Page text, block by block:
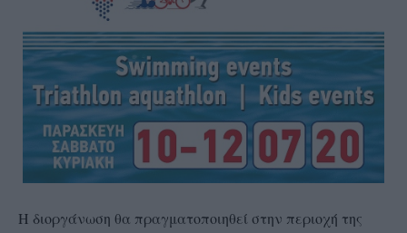
Η διοργάνωση θα πραγματοποιηθεί στην περιοχή της